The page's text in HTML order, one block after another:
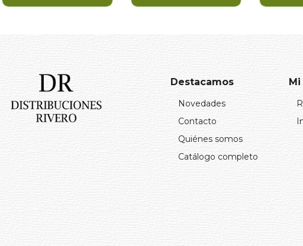
Destacamos
Novedades
Contacto
Quiénes somos
Catálogo completo